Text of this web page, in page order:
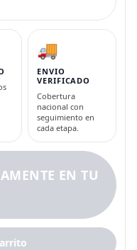
🚚
ENVIO
VERIFICADO
Cobertura
nacional con
seguimiento en
cada etapa.
EN TU